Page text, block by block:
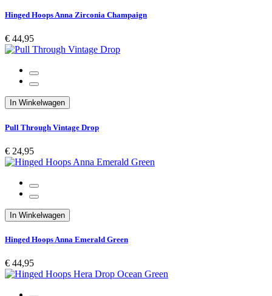
Hinged Hoops Anna Zirconia Champaign
€ 44,95
In Winkelwagen
Pull Through Vintage Drop
€ 24,95
In Winkelwagen
Hinged Hoops Anna Emerald Green
€ 44,95